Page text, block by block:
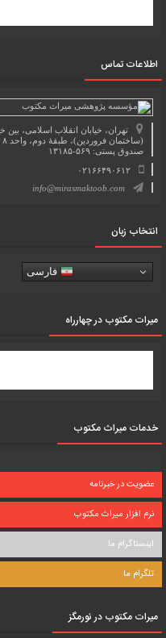
اطلاعات تماس
صندوق پستی: ۵۶۹-۱۳۱۸۵
۰۲۱۶۶۴۹۰۶۱۲
info@mirasmaktoob.com
انتخاب زبان
فارسی
میرات مکتوب در چهارراه
خدمات میراث مکتوب
عضویت در خبرنامه
نرم افزار میراث مکتوب
اینستاگرام ما
تلگرام ما
میرات مکتوب در نورمگز